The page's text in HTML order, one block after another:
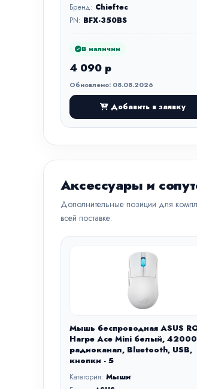
Бренд: Chieftec
PN: BFX-350BS
В наличии
4 090 р
Обновлено: 08.08.2026
Добавить в заявку
Аксессуары и
Дополнительные позиции для
всей поставке.
Мышь беспроводная ASUS
Harpe Ace Mini белый,
радиоканал, Bluetooth, USB,
кнопки - 5
Категория: Мыши